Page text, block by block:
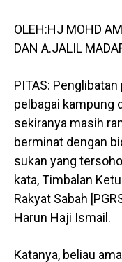
OLEH:HJ MOHD
DAN A.JALIL
PITAS:
pelbagai kampung
sekiranya masih
berminat dengan
sukan yang
kata, Timbalan
Rakyat Sabah
Harun Haji Ismail.
Katanya, beliau